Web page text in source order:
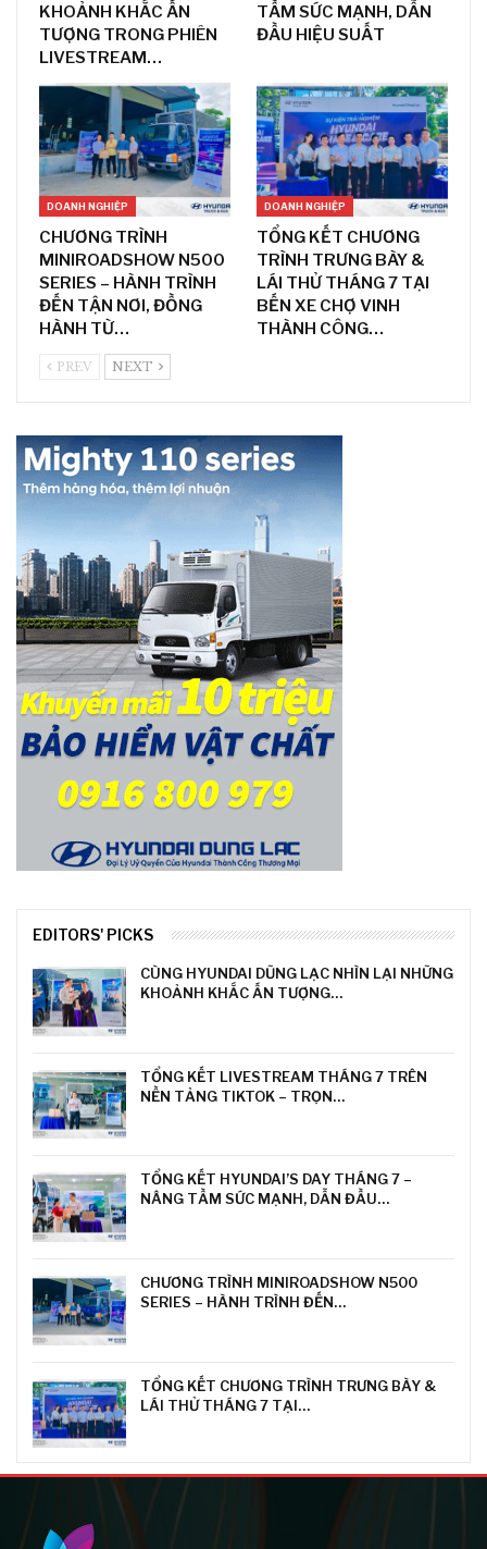
KHOẢNH KHẮC ẤN
TƯỢNG TRONG PHIÊN
LIVESTREAM…
TẦM SỨC MẠNH, DẪN
ĐẦU HIỆU SUẤT
DOANH NGHIỆP
CHƯƠNG TRÌNH
MINIROADSHOW N500
SERIES – HÀNH TRÌNH
ĐẾN TẬN NƠI, ĐỒNG
HÀNH TỪ…
DOANH NGHIỆP
TỔNG KẾT CHƯƠNG
TRÌNH TRƯNG BÀY &
LÁI THỬ THÁNG 7 TẠI
BẾN XE CHỢ VINH
THÀNH CÔNG…
PREV NEXT
EDITORS' PICKS
CÙNG HYUNDAI DŨNG LẠC NHÌN LẠI NHỮNG
KHOẢNH KHẮC ẤN TƯỢNG…
TỔNG KẾT LIVESTREAM THÁNG 7 TRÊN
NỀN TẢNG TIKTOK – TRỌN…
TỔNG KẾT HYUNDAI’S DAY THÁNG 7 –
NÂNG TẦM SỨC MẠNH, DẪN ĐẦU…
CHƯƠNG TRÌNH MINIROADSHOW N500
SERIES – HÀNH TRÌNH ĐẾN…
TỔNG KẾT CHƯƠNG TRÌNH TRƯNG BÀY &
LÁI THỬ THÁNG 7 TẠI…